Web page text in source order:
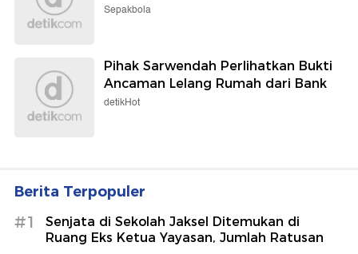
Sepakbola
Pihak Sarwendah Perlihatkan Bukti
Ancaman Lelang Rumah dari Bank
detikHot
Berita Terpopuler
#1
Senjata di Sekolah Jaksel Ditemukan di
Ruang Eks Ketua Yayasan, Jumlah Ratusan